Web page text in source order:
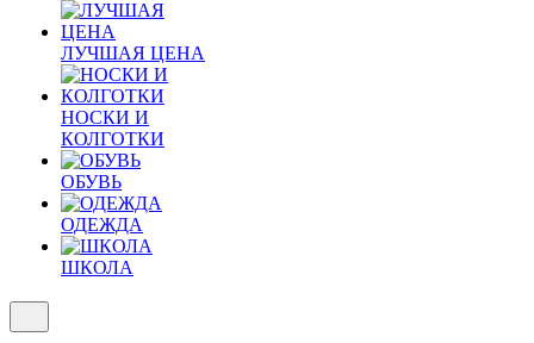
ЛУЧШАЯ ЦЕНА
НОСКИ И
КОЛГОТКИ
ОБУВЬ
ОДЕЖДА
ШКОЛА